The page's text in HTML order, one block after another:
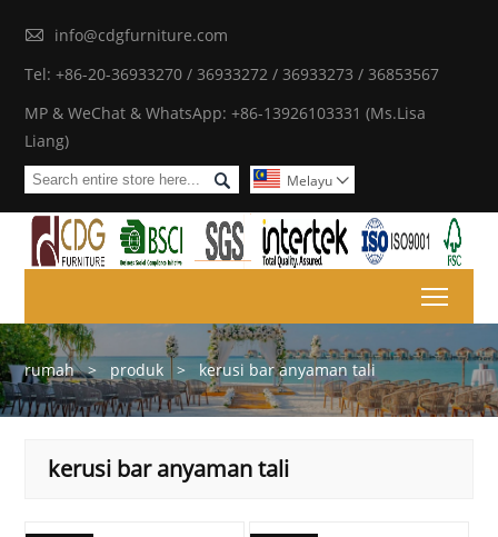

info@cdgfurniture.com
Tel: +86-20-36933270 / 36933272 / 36933273 / 36853567
MP & WeChat & WhatsApp: +86-13926103331 (Ms.Lisa
Liang)
 Melayu 
rumah > produk > kerusi bar anyaman tali
kerusi bar anyaman tali